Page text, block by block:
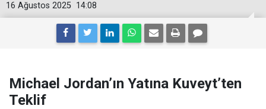
14:08
16 Ağustos 2025
Michael Jordan’ın Yatına Kuveyt’ten
Teklif